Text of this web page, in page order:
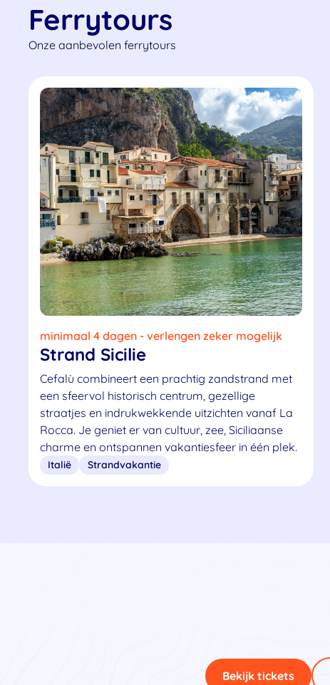
Ferrytours
Onze aanbevolen ferrytours
minimaal 4 dagen - verlengen zeker mogelijk
Strand Sicilie
Cefalù combineert een prachtig zandstrand met
een sfeervol historisch centrum, gezellige
straatjes en indrukwekkende uitzichten vanaf La
Rocca. Je geniet er van cultuur, zee, Siciliaanse
charme en ontspannen vakantiesfeer in één plek.
Italië Strandvakantie
Bekijk tickets